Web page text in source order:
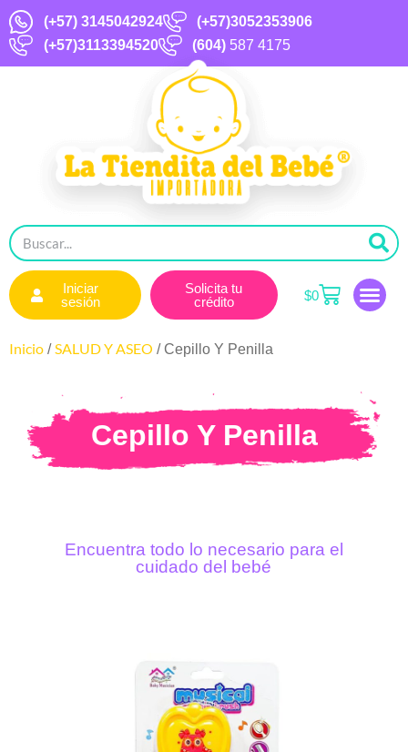
(+57) 3145042924
(+57)3052353906
(+57)3113394520
(604) 587 4175
Iniciar
sesión
Solicita tu
crédito
$0
Inicio /SALUD Y ASEO / Cepillo Y Penilla
Cepillo Y Penilla
Encuentra todo lo necesario para el
cuidado del bebé